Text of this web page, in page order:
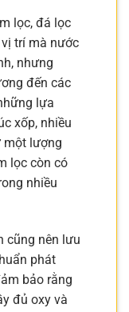
lọc, đá lọc
trí mà nước
nhưng
đến các
lựa
xốp, nhiều
một lượng
lọc còn có
nhiều
cũng nên lưu
phát
bảo rằng
đủ oxy và